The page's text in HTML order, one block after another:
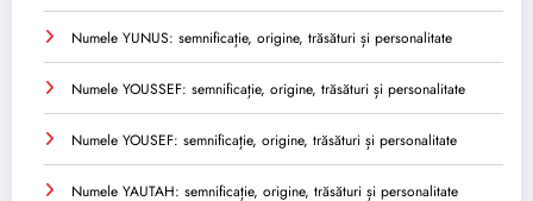
Numele YUNUS: semnificație, origine, trăsături și personalitate
Numele YOUSSEF: semnificație, origine, trăsături și personalitate
Numele YOUSEF: semnificație, origine, trăsături și personalitate
Numele YAUTAH: semnificație, origine, trăsături și personalitate